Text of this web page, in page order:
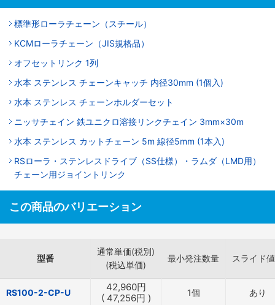
標準形ローラチェーン（スチール）
KCMローラチェーン（JIS規格品）
オフセットリンク 1列
水本 ステンレス チェーンキャッチ 内径30mm (1個入)
水本 ステンレス チェーンホルダーセット
ニッサチェイン 鉄ユニクロ溶接リンクチェイン 3mm×30m
水本 ステンレス カットチェーン 5m 線径5mm (1本入)
RSローラ・ステンレスドライブ（SS仕様）・ラムダ（LMD用）
チェーン用ジョイントリンク
この商品のバリエーション
型番
通常単価(税別)
(税込単価)
最小発注数量 スライド
RS100-2-CP-U 42,960円
( 47,256円 ) 1個 あり